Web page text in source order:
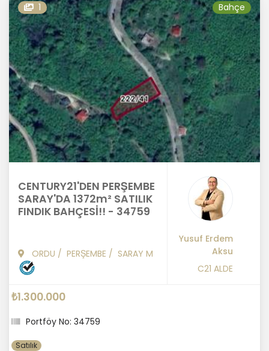
1 Bahçe
CENTURY21'DEN PERŞEMBE
SARAY'DA 1372m² SATILIK
FINDIK BAHÇESİ!! - 34759
ORDU / PERŞEMBE / SARAY M
Yusuf Erdem
Aksu
C21 ALDE
₺1.300.000
Portföy No: 34759
Satılık